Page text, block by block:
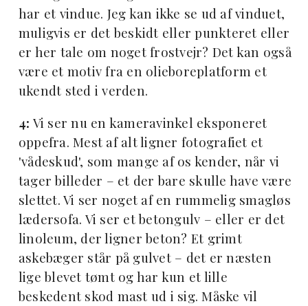
har et vindue. Jeg kan ikke se ud af vinduet,
muligvis er det beskidt eller punkteret eller
er her tale om noget frostvejr? Det kan også
være et motiv fra en olieboreplatform et
ukendt sted i verden.
4: Vi ser nu en kameravinkel eksponeret
oppefra. Mest af alt ligner fotografiet et
'vådeskud', som mange af os kender, når vi
tager billeder – et der bare skulle have være
slettet. Vi ser noget af en rummelig smagløs
lædersofa. Vi ser et betongulv – eller er det
linoleum, der ligner beton? Et grimt
askebæger står på gulvet – det er næsten
lige blevet tømt og har kun et lille
beskedent skod mast ud i sig. Måske vil